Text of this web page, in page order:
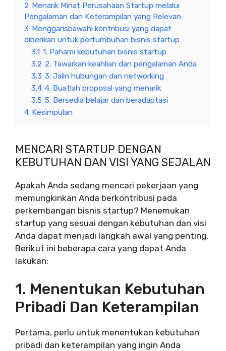
2 Menarik Minat Perusahaan Startup melalui
Pengalaman dan Keterampilan yang Relevan
3 Menggarisbawahi kontribusi yang dapat
diberikan untuk pertumbuhan bisnis startup
3.1 1. Pahami kebutuhan bisnis startup
3.2 2. Tawarkan keahlian dan pengalaman Anda
3.3 3. Jalin hubungan dan networking
3.4 4. Buatlah proposal yang menarik
3.5 5. Bersedia belajar dan beradaptasi
4 Kesimpulan
MENCARI STARTUP DENGAN
KEBUTUHAN DAN VISI YANG SEJALAN
Apakah Anda sedang mencari pekerjaan yang
memungkinkan Anda berkontribusi pada
perkembangan bisnis startup? Menemukan
startup yang sesuai dengan kebutuhan dan visi
Anda dapat menjadi langkah awal yang penting.
Berikut ini beberapa cara yang dapat Anda
lakukan:
1. Menentukan Kebutuhan
Pribadi Dan Keterampilan
Pertama, perlu untuk menentukan kebutuhan
pribadi dan keterampilan yang ingin Anda